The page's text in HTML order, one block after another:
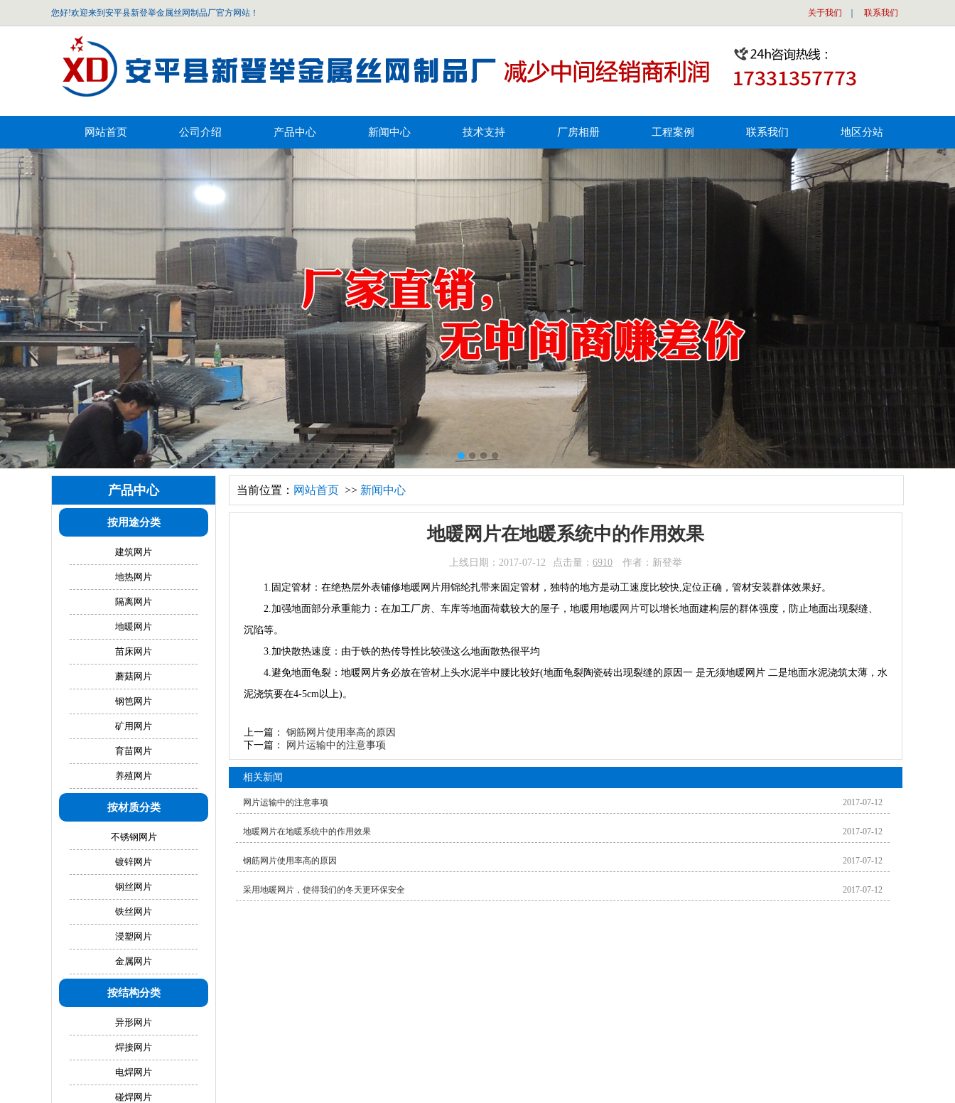
您好!欢迎来到安平县新登举金属丝网制品厂官方网站！ 关于我们 联系我们
网站首页 公司介绍 产品中心 新闻中心 技术支持 厂房相册 工程案例 联系我们 地区分站
当前位置： 网站首页 >> 新闻中心
地暖网片在地暖系统中的作用效果
上线日期：2017-07-12 点击量： 6910 作者：新登举
1.固定管材：在绝热层外表铺修地暖网片用锦纶扎带来固定管材，独特的地方是动工速度比较快,定位正确，管材安装群体效果好。
2.加强地面部分承重能力：在加工厂房、车库等地面荷载较大的屋子，地暖用地暖 网片可以增长地面建构层的群体强度，防止地面出现裂缝、
沉陷等。
3.加快散热速度：由于铁的热传导性比较强这么地面散热很平均
4.避免地面龟裂：地暖网片务必放在管材上头水泥半中腰比较好(地面龟裂陶瓷砖出现裂缝的原因一 是无须地暖网片 二是地面水泥浇筑太薄，水
泥浇筑要在4-5cm以上)。
上一篇： 钢筋网片使用率高的原因
下一篇：
网片运输中的注意事项
相关新闻
2017-07-12
网片运输中的注意事项
2017-07-12
地暖网片在地暖系统中的作用效果
2017-07-12
钢筋网片使用率高的原因
2017-07-12
采用地暖网片，使得我们的冬天更环保安全
产品中心
按用途分类
建筑网片
地热网片
隔离网片
地暖网片
苗床网片
蘑菇网片
钢笆网片
矿用网片
育苗网片
养殖网片
按材质分类
不锈钢网片
镀锌网片
钢丝网片
铁丝网片
浸塑网片
金属网片
按结构分类
异形网片
焊接网片
电焊网片
碰焊网片